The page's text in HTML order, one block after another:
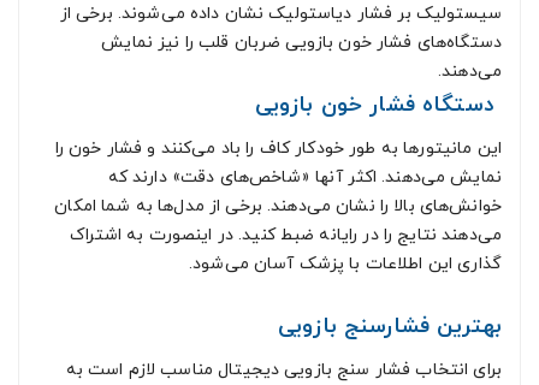
سیستولیک بر فشار دیاستولیک نشان داده می‌شوند. برخی از
دستگاه‌های فشار خون بازویی ضربان قلب را نیز نمایش
می‌دهند.
دستگاه فشار خون بازویی
این مانیتورها به طور خودکار کاف را باد می‌کنند و فشار خون را
نمایش می‌دهند. اکثر آنها «شاخص‌های دقت» دارند که
خوانش‌های بالا را نشان می‌دهند. برخی از مدل‌ها به شما امکان
می‌دهند نتایج را در رایانه ضبط کنید. در اینصورت به اشتراک
گذاری این اطلاعات با پزشک آسان می‌شود.
بهترین فشارسنج بازویی
برای انتخاب فشار سنج بازویی دیجیتال مناسب لازم است به